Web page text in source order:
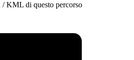
KML di questo percorso